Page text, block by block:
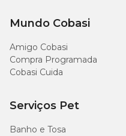
Mundo Cobasi
Amigo Cobasi
Compra Programada
Cobasi Cuida
Serviços Pet
Banho e Tosa